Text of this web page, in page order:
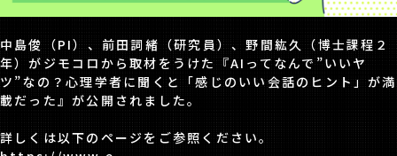
中島俊（PI）、前田詞緒（研究員）、野間紘久（博士課程２
年）がジモコロから取材をうけた『AIってなんで”いいヤ
ツ”なの？心理学者に聞くと「感じのいい会話のヒント」が満
載だった』が公開されました。
詳しくは以下のページをご参照ください。